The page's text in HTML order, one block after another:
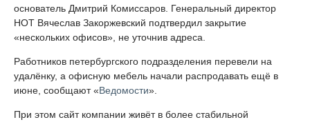
основатель Дмитрий Комиссаров. Генеральный директор
НОТ Вячеслав Закоржевский подтвердил закрытие
«нескольких офисов», не уточнив адреса.
Работников петербургского подразделения перевели на
удалёнку, а офисную мебель начали распродавать ещё в
июне, сообщают «Ведомости».
При этом сайт компании живёт в более стабильной